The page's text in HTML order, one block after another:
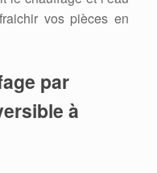
vos pièces en
par
à